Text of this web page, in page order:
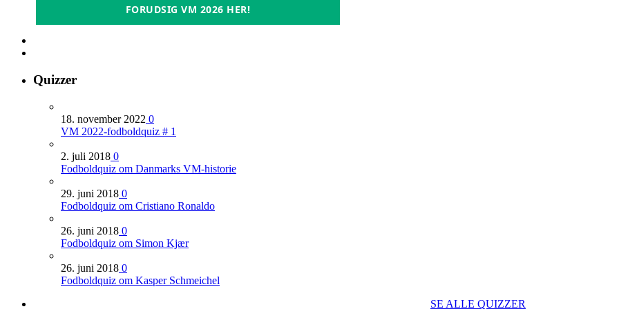
FORUDSIG VM 2026 HER!
Quizzer
18. november 2022 0
VM 2022-fodboldquiz # 1
2. juli 2018 0
Fodboldquiz om Danmarks VM-historie
29. juni 2018 0
Fodboldquiz om Cristiano Ronaldo
26. juni 2018 0
Fodboldquiz om Simon Kjær
26. juni 2018 0
Fodboldquiz om Kasper Schmeichel
SE ALLE QUIZZER